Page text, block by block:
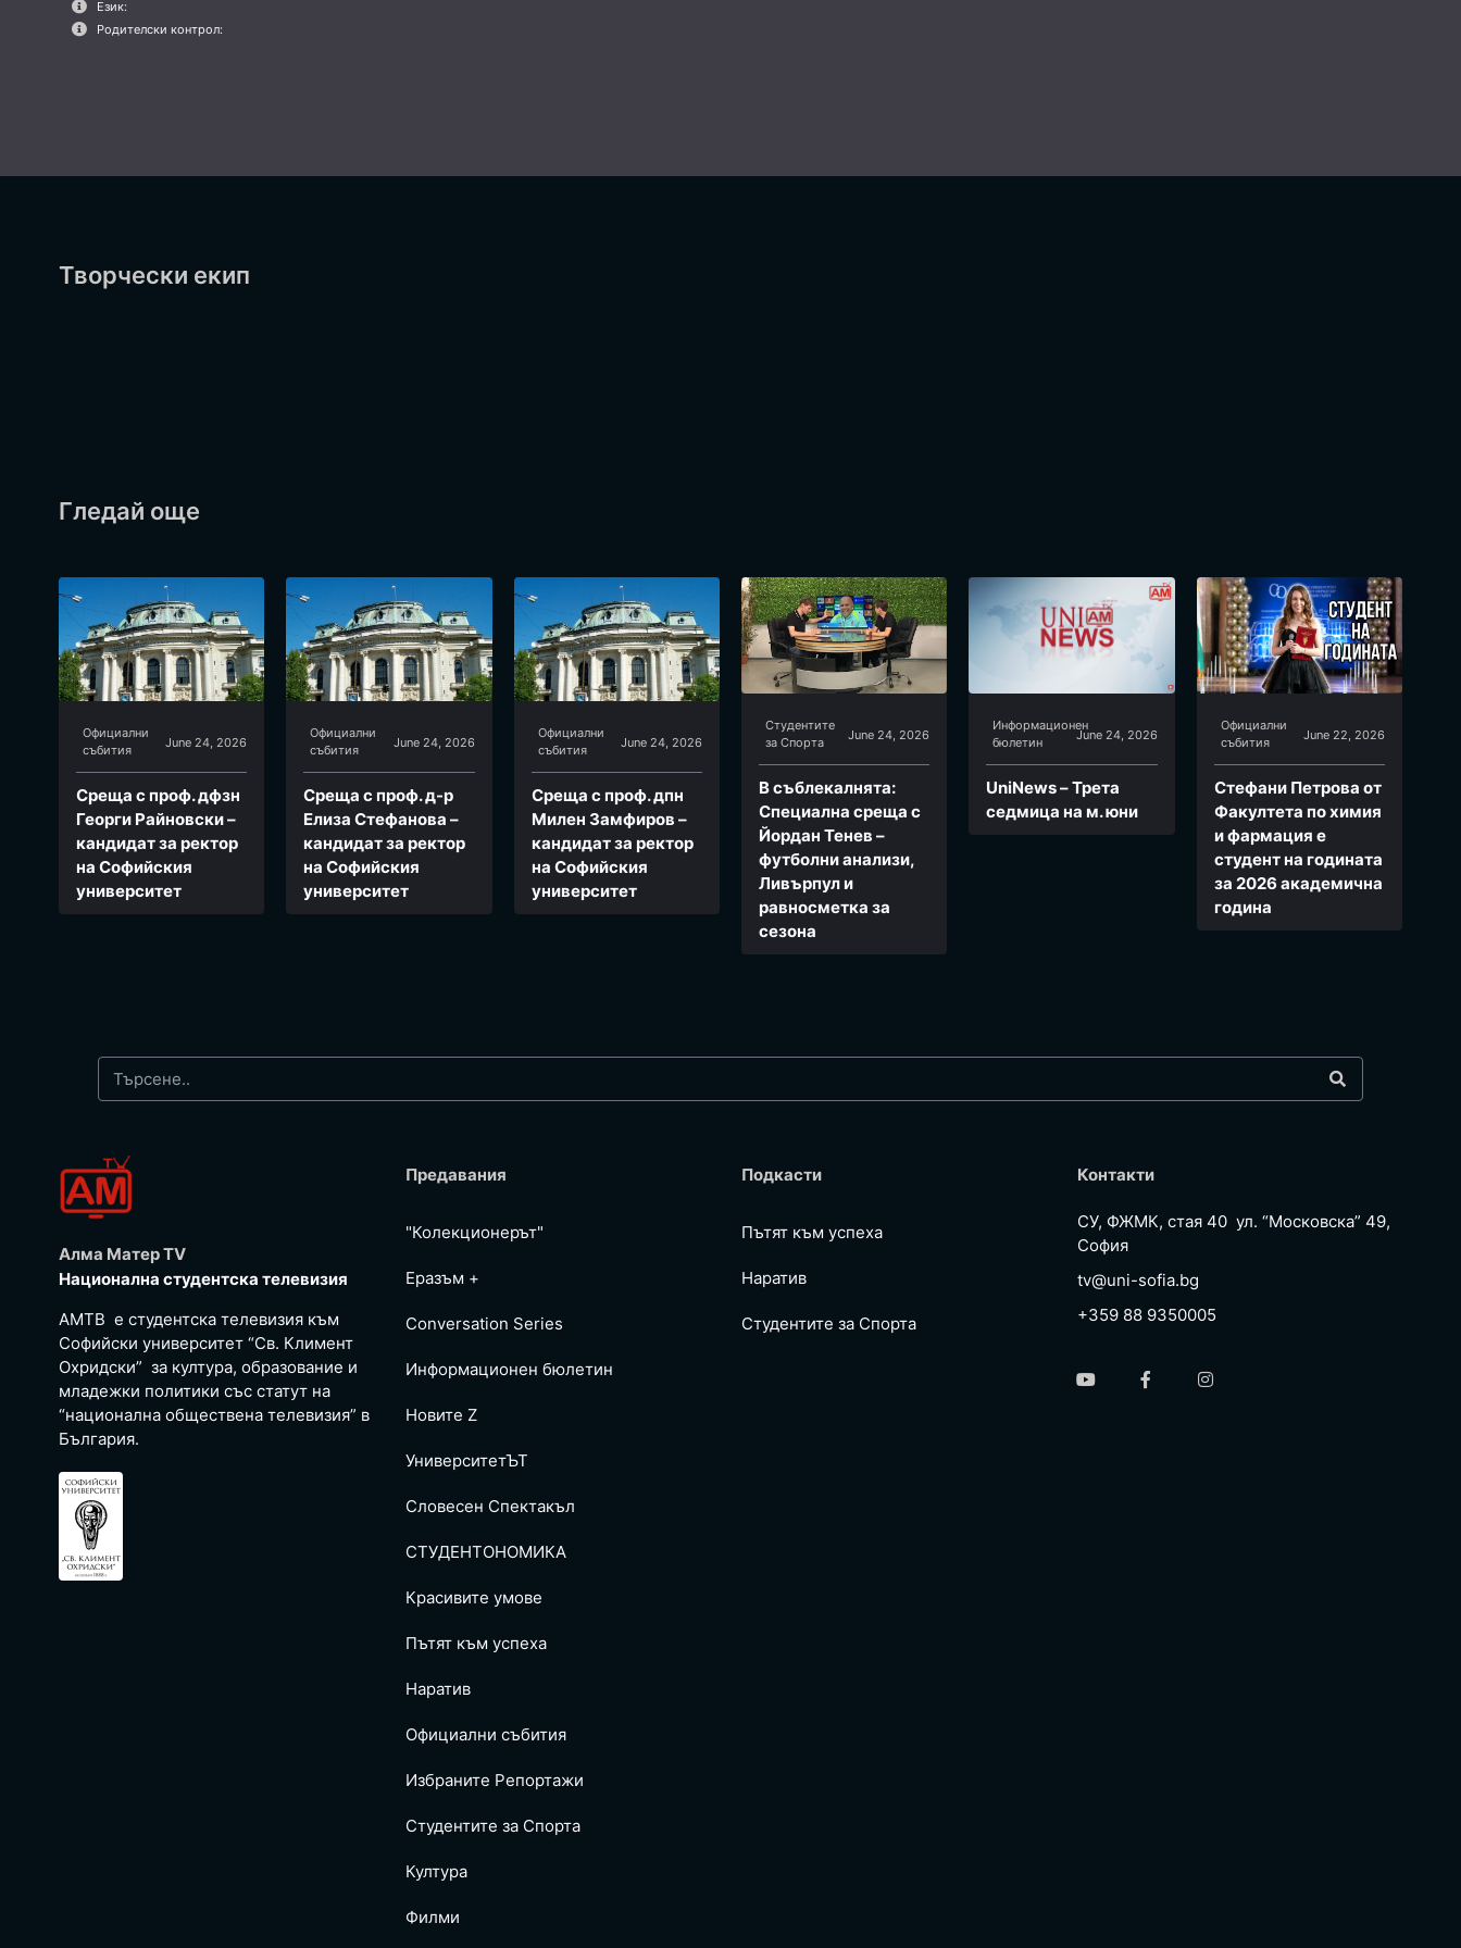
Език:
Родителски контрол:
Творчески екип
Гледай още
Официални
събития
June 24, 2026
Среща с проф. дфзн
Георги Райновски –
кандидат за ректор
на Софийския
университет
Официални
събития
June 24, 2026
Среща с проф. д-р
Елиза Стефанова –
кандидат за ректор
на Софийския
университет
Официални
събития
June 24, 2026
Среща с проф. дпн
Милен Замфиров –
кандидат за ректор
на Софийския
университет
Студентите
за Спортa
June 24, 2026
В съблекалнята:
Специална среща с
Йордан Тенев –
футболни анализи,
Ливърпул и
равносметка за
сезона
Информационен
бюлетин
June 24, 2026
UniNews – Трета
седмица на м. юни
Официални
събития
June 22, 2026
Стефани Петрова от
Факултета по химия
и фармация e
студент на годината
за 2026 академична
година
Алма Матер TV
Национална студентска телевизия
АМТВ е студентска телевизия към
Софийски университет “Св. Климент
Охридски” за култура, образование и
младежки политики със статут на
“национална обществена телевизия” в
България.
Предавания
"Колекционерът"
Еразъм +
Conversation Series
Информационен бюлетин
Новите Z
УниверситетЪТ
Словесен Спектакъл
СТУДЕНТОНОМИКА
Красивите умове
Пътят към успеха
Наратив
Официални събития
Избраните Репoртажи
Студентите за Спортa
Култура
Филми
Подкасти
Пътят към успеха
Наратив
Студентите за Спортa
Контакти
СУ, ФЖМК, стая 40 ул. “Московска” 49,
София
tv@uni-sofia.bg
+359 88 9350005